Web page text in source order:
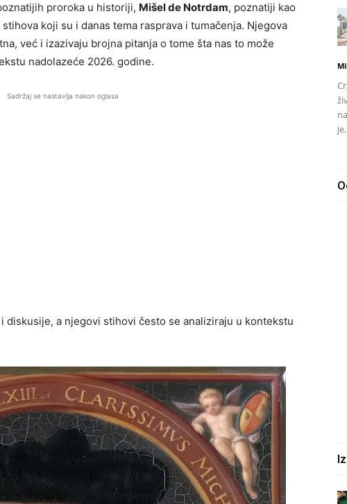
proroka u historiji, Mišel de Notrdam, poznatiji kao
koji su i danas tema rasprava i tumačenja. Njegova
već i izazivaju brojna pitanja o tome šta nas to može
nadolazeće 2026. godine.
Sadržaj se nastavlja nakon oglasa
diskusije, a njegovi stihovi često se analiziraju u kontekstu